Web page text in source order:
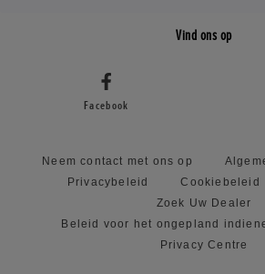
Vind ons op
Facebook
Neem contact met ons op
Privacybeleid
Cookiebeleid
Zoek Uw Dealer
Beleid voor het ongepland
Privacy Centre